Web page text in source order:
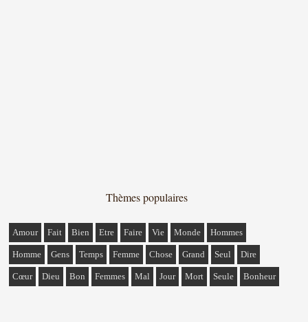
Thèmes populaires
Amour Fait Bien Etre Faire Vie Monde Hommes
Homme Gens Temps Femme Chose Grand Seul Dire
Cœur Dieu Bon Femmes Mal Jour Mort Seule Bonheur